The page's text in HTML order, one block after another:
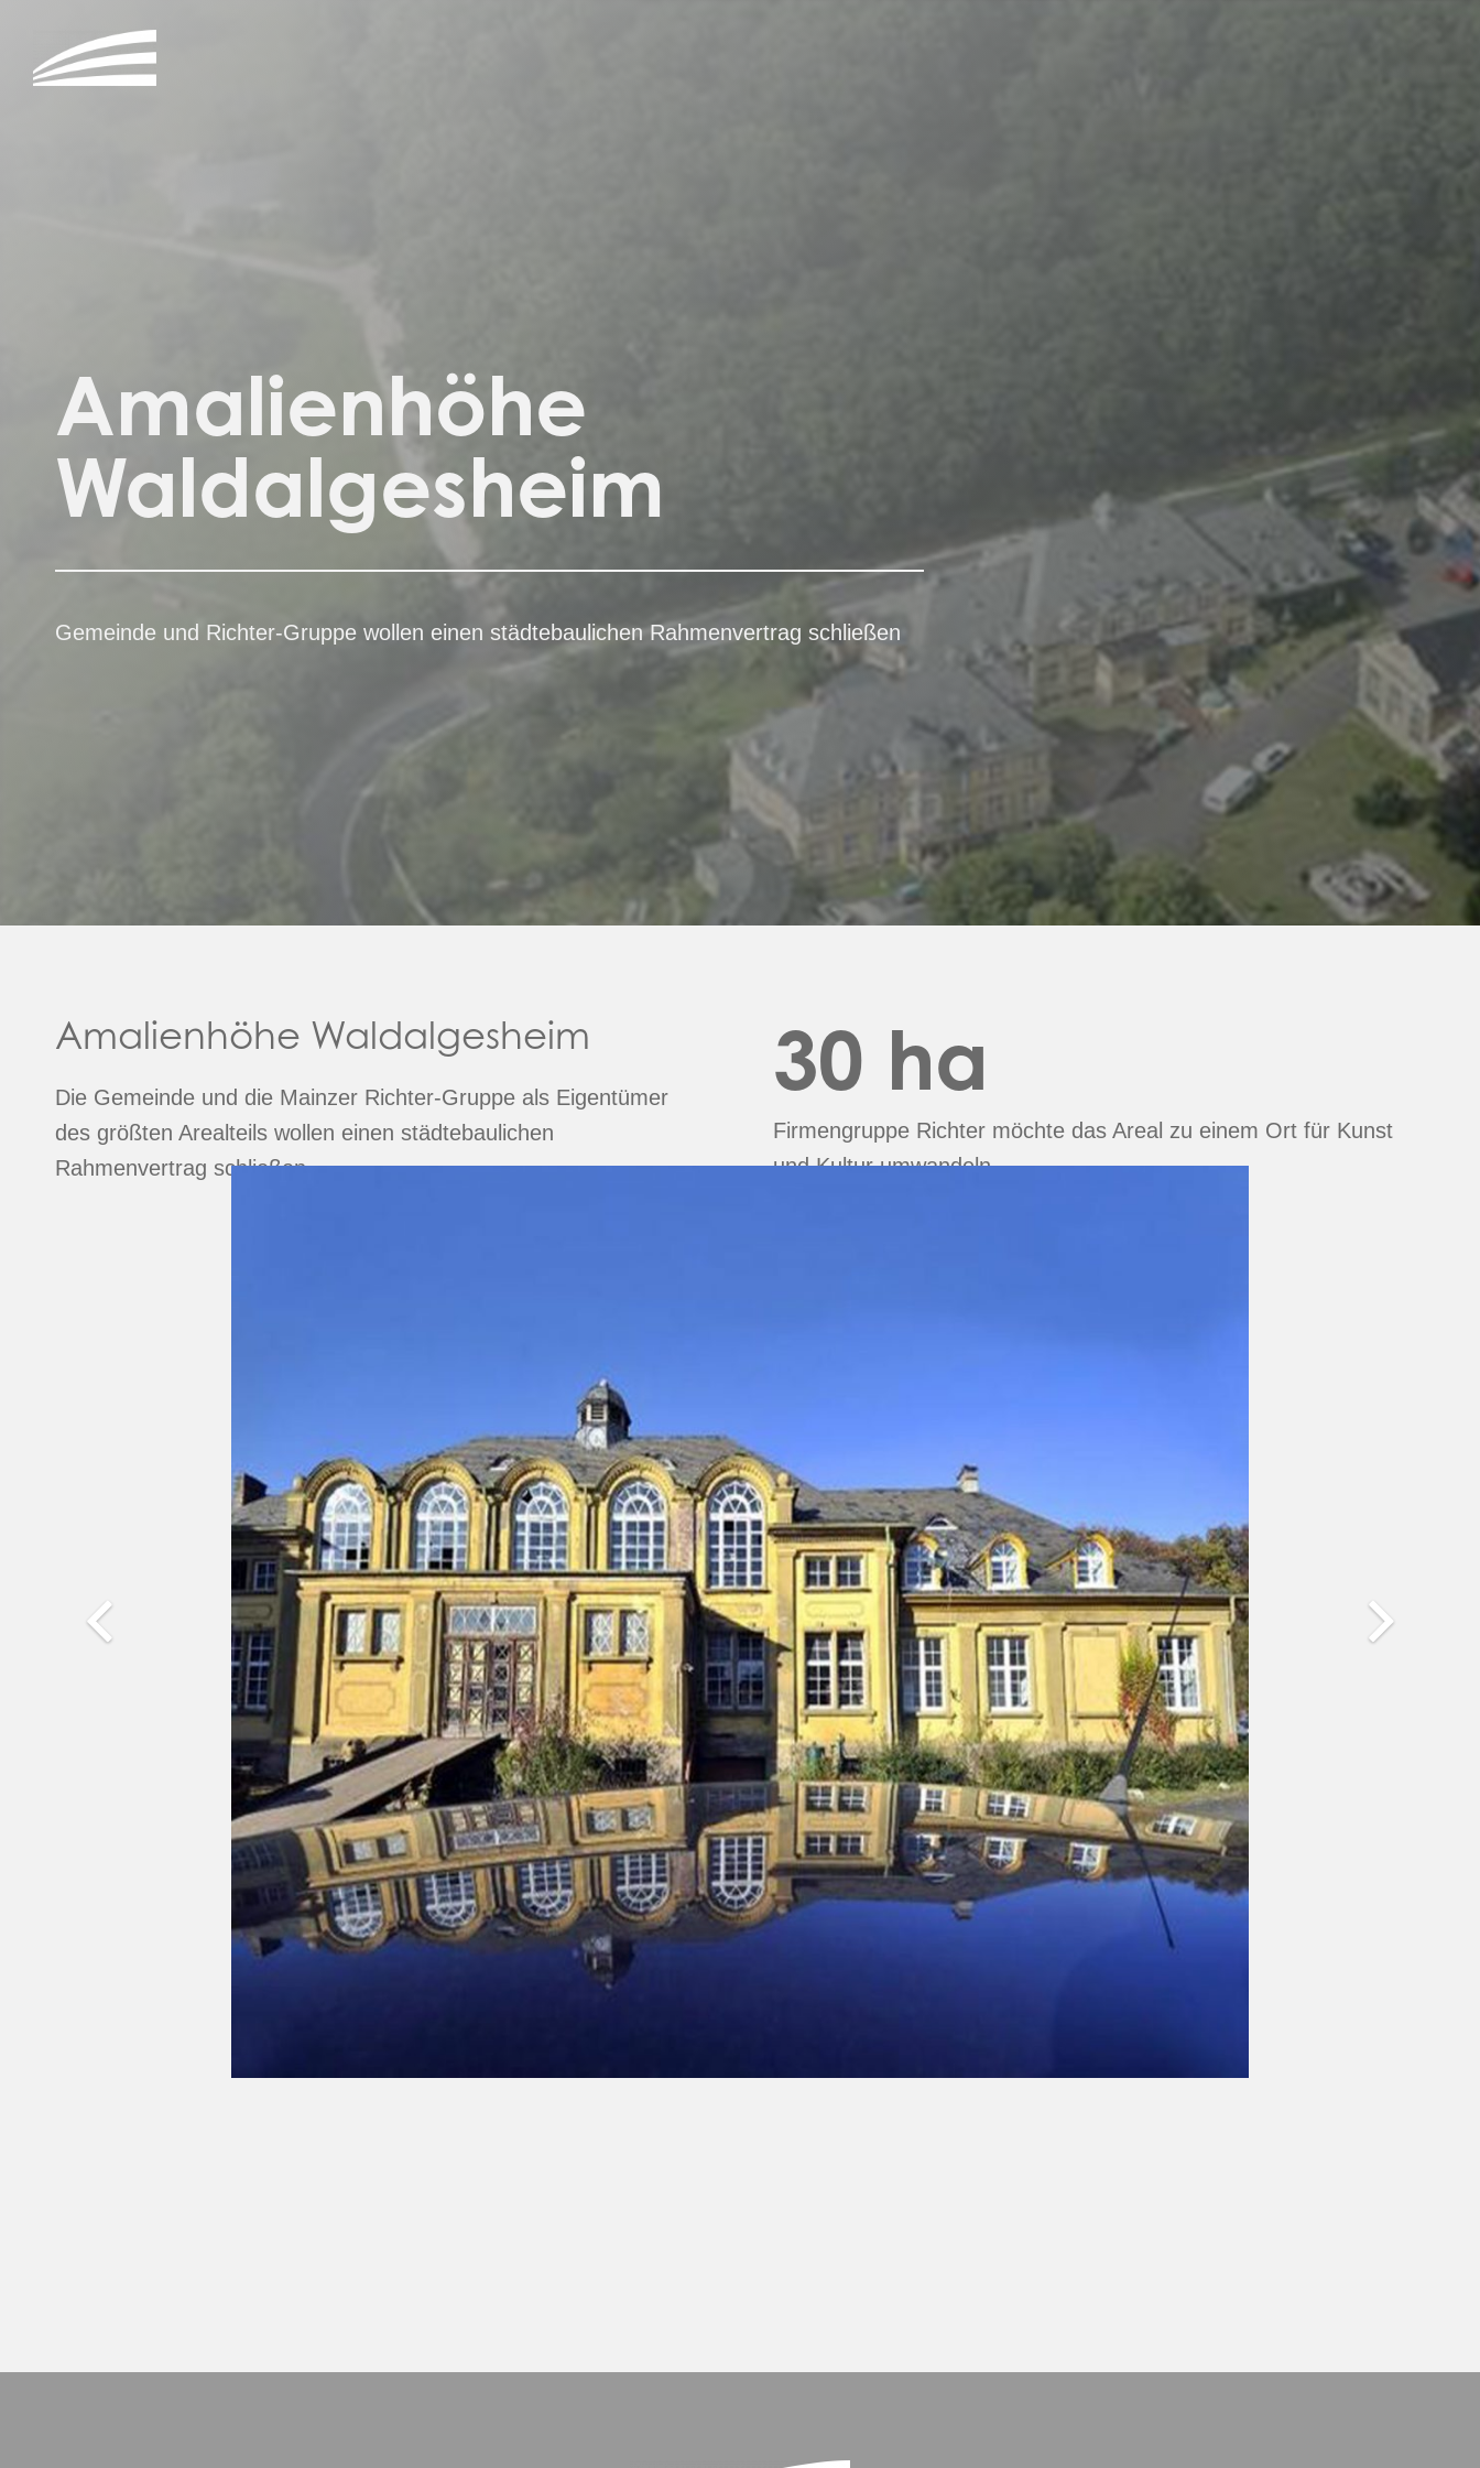
Amalienhöhe
Waldalgesheim
Gemeinde und Richter-Gruppe wollen einen städtebaulichen Rahmenvertrag schließen
Amalienhöhe Waldalgesheim
Die Gemeinde und die Mainzer Richter-Gruppe als Eigentümer
des größten Arealteils wollen einen städtebaulichen
Rahmenvertrag schließen.
30 ha
Firmengruppe Richter möchte das Areal zu einem Ort für Kunst
und Kultur umwandeln.